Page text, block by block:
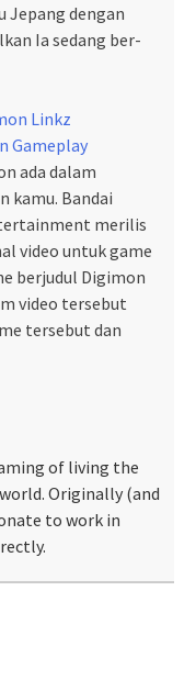
Jepang dengan
Ia sedang ber-
Linkz
Gameplay
ada dalam
kamu. Bandai
merilis
video untuk game
berjudul Digimon
video tersebut
tersebut dan
of living the
Originally (and
to work in